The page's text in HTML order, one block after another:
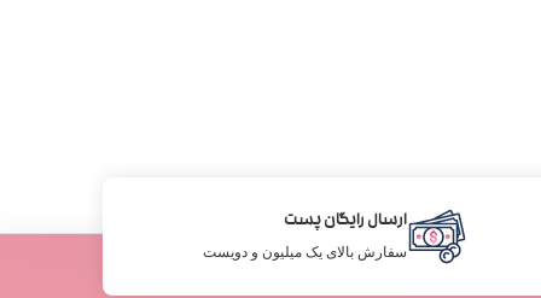
ارسال رایگان پست
سفارش بالای یک میلیون و دویست